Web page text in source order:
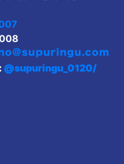
@supuringu_0120/